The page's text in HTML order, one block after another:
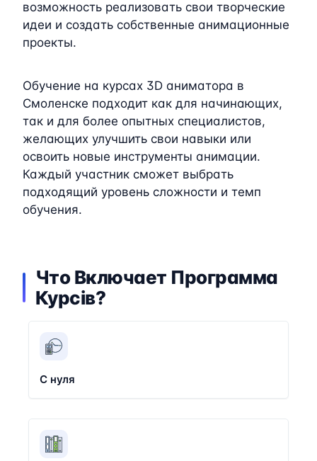
возможность реализовать свои творческие
идеи и создать собственные анимационные
проекты.
Обучение на курсах 3D аниматора в
Смоленске подходит как для начинающих,
так и для более опытных специалистов,
желающих улучшить свои навыки или
освоить новые инструменты анимации.
Каждый участник сможет выбрать
подходящий уровень сложности и темп
обучения.
Что Включает Программа
Курсів?
С нуля